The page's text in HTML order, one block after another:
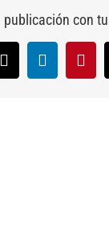
publicación con
X LinkedIn